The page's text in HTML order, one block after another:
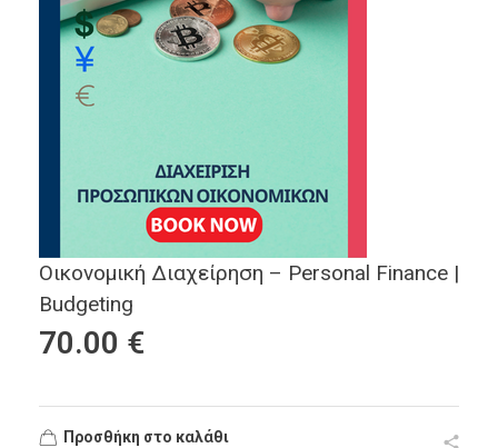
Οικονομική Διαχείρηση – Personal Finance |
Budgeting
70.00 €
Προσθήκη στο καλάθι